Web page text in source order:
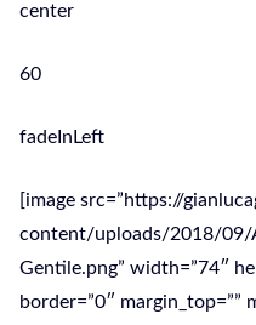
center
60
fadeInLeft
[image src=”https://
content/uploads/2018/09/
Gentile.png” width=”74″
border=”0″ margin_top=””